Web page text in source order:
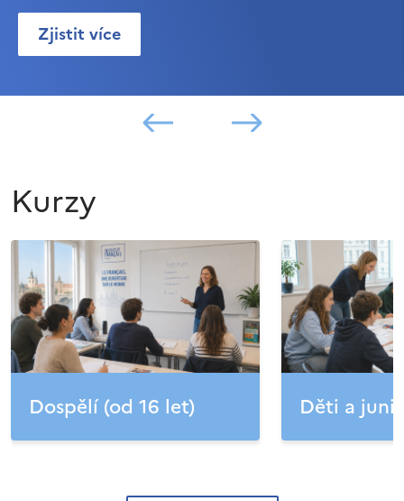
Zjistit více
Kurzy
Dospělí (od 16 let) Děti a